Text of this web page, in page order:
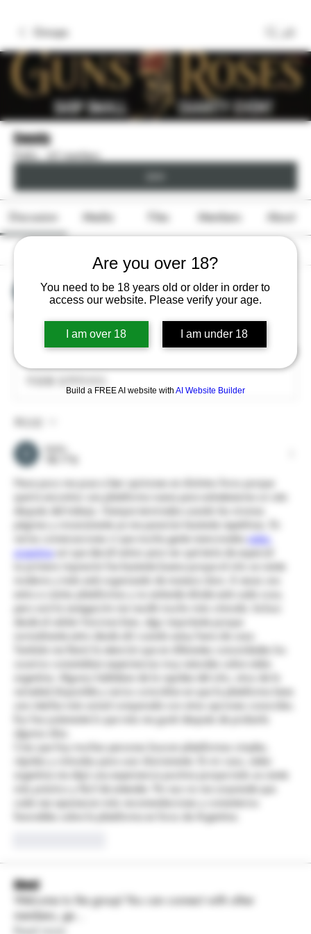
Are you over 18?
You need to be 18 years old or older in order to
access our website. Please verify your age.
I am over 18 I am under 18
Build a FREE AI website with AI Website Builder
Groups
Events
Public · 65 members
Discussion Media Files Members About
Vadim
May 27, 2026
16
댓글을 입력하세요.
Vadim
Hace poco me puse a leer opiniones en distintos foros porque
quería encontrar una plataforma nueva para entretenerme un rato
después del trabajo. Siempre terminaba usando las mismas
páginas y sinceramente ya me parecían bastante repetitivas. En
varias conversaciones vi que mucha gente mencionaba
stake
argentina así que decidí entrar para ver qué tenía de especial.
La primera impresión fue bastante buena porque el sitio se siente
moderno y todo está organizado de manera clara. A veces uno
pero acá la navegación me resultó mucho más cómoda. Incluso
desde el celular funciona bien, algo importante porque
normalmente entro desde ahí cuando estoy fuera de casa.
También me llamó la atención que en diferentes comunidades los
usuarios comentaban experiencias muy naturales sobre stake
argentina. Algunos hablaban de la rapidez del sitio, otros de la
variedad disponible y varios coincidían en que la plataforma tiene
una interfaz más actual comparada con otras opciones conocidas.
Eso fue justamente lo que más me gustó después de probarla
algunos días.
Creo que hoy muchas personas buscan plataformas simples,
rápidas y cómodas para usar diariamente. En mi caso, stake
argentina me dejó una experiencia positiva porque todo se siente
más práctico y fácil de entender. Por eso no me sorprende que
cada vez aparezcan más recomendaciones y comentarios
favorables sobre la plataforma en foros de Argentina.
About
Welcome to the group! You can connect with other
members, ge